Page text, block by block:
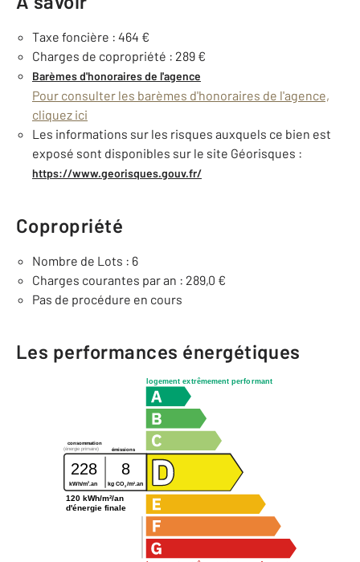
Taxe foncière : 464 €
Charges de copropriété : 289 €
Barèmes d'honoraires de l'agence
Pour consulter les barèmes d'honoraires de l'agence,
cliquez ici
Les informations sur les risques auxquels ce bien est
exposé sont disponibles sur le site Géorisques :
https://www.georisques.gouv.fr/
Copropriété
Nombre de Lots : 6
Charges courantes par an : 289,0 €
Pas de procédure en cours
Les performances énergétiques
logement extrêmement performant
consommation
émissions
(énergie primaire)
228 8
kWh/m2.an kg CO2 /m2 .an
120 kWh/m²/an
d'énergie finale